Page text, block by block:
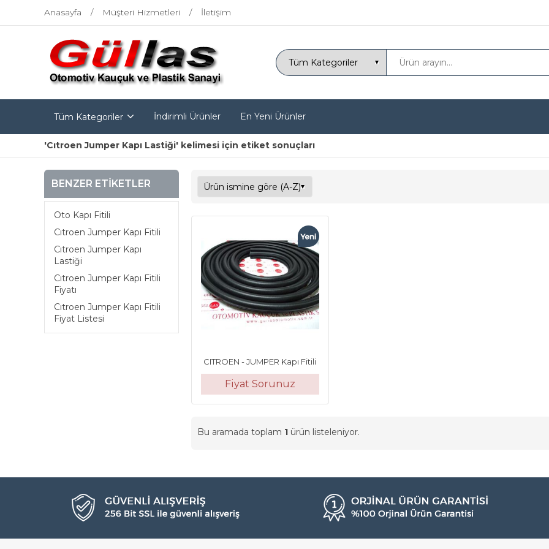
Anasayfa Müşteri Hizmetleri İletişim
Tüm Kategoriler İndirimli Ürünler En Yeni Ürünler
'Cıtroen Jumper Kapı Lastiği' kelimesi için etiket sonuçları
BENZER ETIKETLER
Oto Kapı Fitili
Cıtroen Jumper Kapı Fitili
Cıtroen Jumper Kapı
Lastiği
Cıtroen Jumper Kapı Fitili
Fiyatı
Cıtroen Jumper Kapı Fitili
Fiyat Listesi
CITROEN - JUMPER Kapı Fitili
Fiyat Sorunuz
Bu aramada toplam 1 ürün listeleniyor.